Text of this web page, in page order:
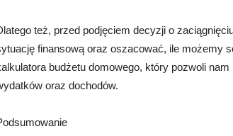
też, przed podjęciem decyzji o
finansową oraz oszacować, ile możemy
budżetu domowego, który pozwoli
oraz dochodów.